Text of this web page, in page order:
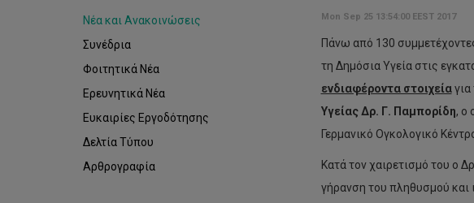
Νέα και Ανακοινώσεις
Συνέδρια
Φοιτητικά Νέα
Ερευνητικά Νέα
Ευκαιρίες Εργοδότησης
Δελτία Τύπου
Αρθρογραφία
Mon Sep 25 13:54:00 EEST 2017
Πάνω από 130
τη Δημόσια Υγεία στις
ενδιαφέροντα στοιχείαγια
Υγείας Δρ. Γ. Παμπορίδη, ο
Γερμανικό Ογκολογικό
Κατά τον χαιρετισμό του ο
γήρανση του πληθυσμού και